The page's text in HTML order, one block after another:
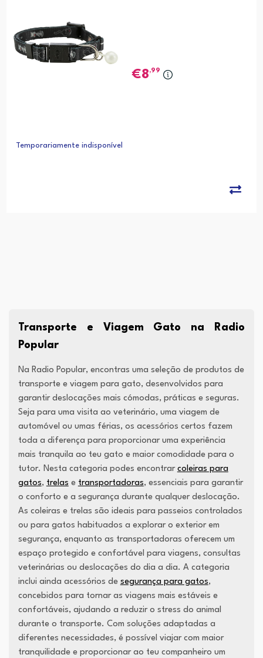
8,99
Temporariamente indisponível
Transporte e Viagem Gato na Radio
Popular
Na Radio Popular, encontras uma seleção de produtos de
transporte e viagem para gato, desenvolvidos para
garantir deslocações mais cómodas, práticas e seguras.
Seja para uma visita ao veterinário, uma viagem de
automóvel ou umas férias, os acessórios certos fazem
toda a diferença para proporcionar uma experiência
mais tranquila ao teu gato e maior comodidade para o
tutor. Nesta categoria podes encontrar coleiras para
gatos, trelas e transportadoras, essenciais para garantir
o conforto e a segurança durante qualquer deslocação.
As coleiras e trelas são ideais para passeios controlados
ou para gatos habituados a explorar o exterior em
segurança, enquanto as transportadoras oferecem um
espaço protegido e confortável para viagens, consultas
veterinárias ou deslocações do dia a dia. A categoria
inclui ainda acessórios de segurança para gatos,
concebidos para tornar as viagens mais estáveis e
confortáveis, ajudando a reduzir o stress do animal
durante o transporte. Com soluções adaptadas a
diferentes necessidades, é possível viajar com maior
tranquilidade e proporcionar ao teu companheiro um